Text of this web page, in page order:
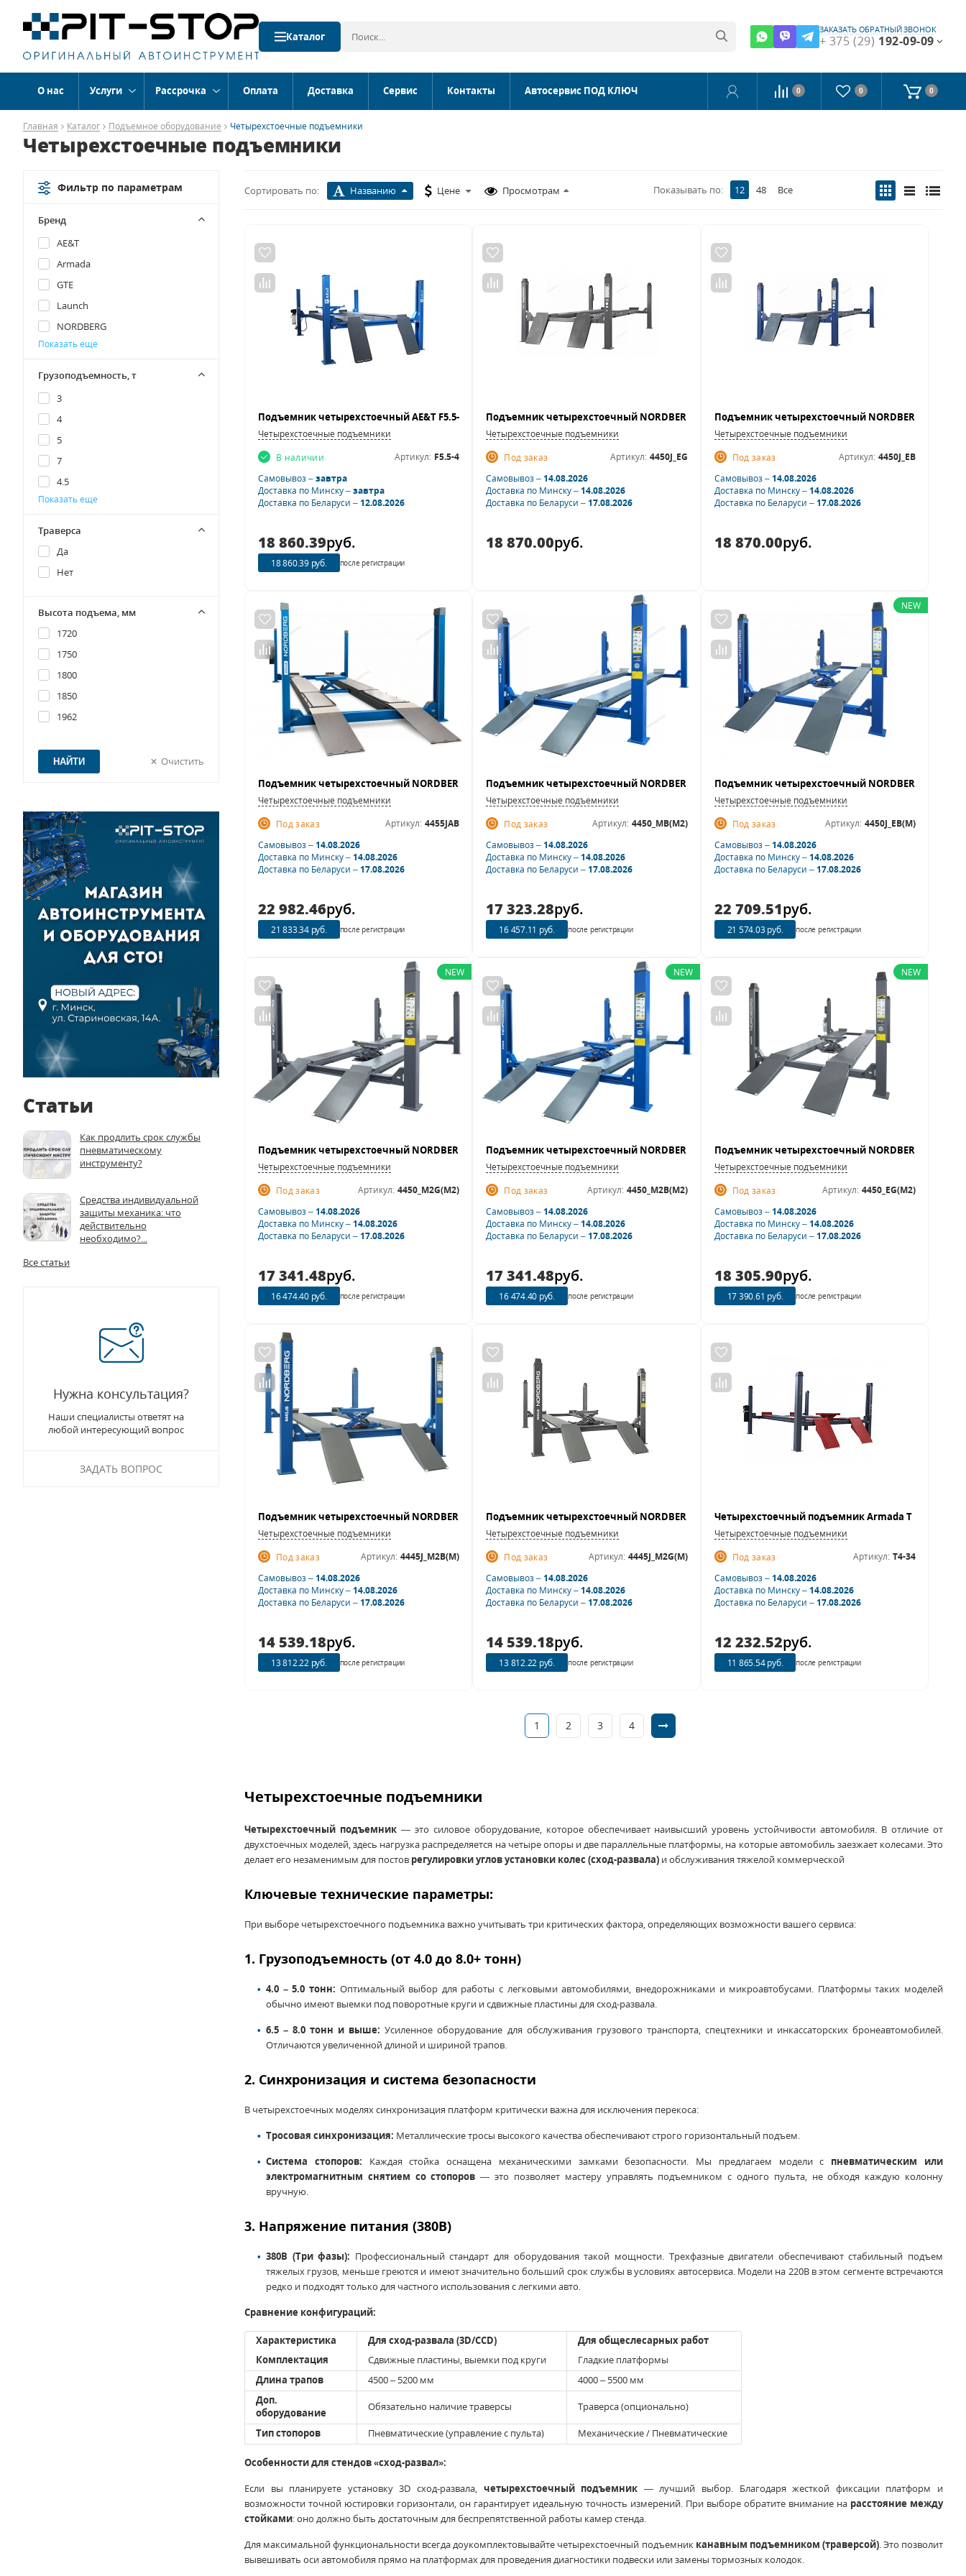
Каталог
ЗАКАЗАТЬ ОБРАТНЫЙ ЗВОНОК
+ 375 (29) 192-09-09
О нас Услуги Рассрочка Оплата Доставка Сервис Контакты Автосервис ПОД КЛЮЧ 0 0 0
Главная Каталог Подъемное оборудование Четырехстоечные подъемники
Четырехстоечные подъемники
Фильтр по параметрам
Бренд
AE&T
Armada
GTE
Launch
NORDBERG
Rossvik
Показать еще
Грузоподъемность, т
3
4
5
7
4.5
5.5
Показать еще
Траверса
Да
Нет
Высота подъема, мм
1720
1750
1800
1850
1962
Очистить
Статьи
Как продлить срок службы
пневматическому
инструменту?
Средства индивидуальной
защиты механика: что
действительно
необходимо?...
Все статьи
Нужна консультация?
Наши специалисты ответят на
любой интересующий вопрос
ЗАДАТЬ ВОПРОС
Сортировать по: Названию Цене Просмотрам Показывать по: 12 48 Все
Четырехстоечные подъемники
В наличии
Артикул: F5.5-4
Самовывоз –завтра
Доставка по Минску –завтра
Доставка по Беларуси –12.08.2026
18 860.39руб.
18 860.39 руб. после регистрации
Четырехстоечные подъемники
Под заказ
Артикул: 4450J_EG
Самовывоз –14.08.2026
Доставка по Минску –14.08.2026
Доставка по Беларуси –17.08.2026
18 870.00руб.
Четырехстоечные подъемники
Под заказ
Артикул: 4450J_EB
Самовывоз –14.08.2026
Доставка по Минску –14.08.2026
Доставка по Беларуси –17.08.2026
18 870.00руб.
Четырехстоечные подъемники
Под заказ
Артикул: 4455JAB
Самовывоз –14.08.2026
Доставка по Минску –14.08.2026
Доставка по Беларуси –17.08.2026
22 982.46руб.
21 833.34 руб. после регистрации
Четырехстоечные подъемники
Под заказ
Артикул: 4450_MB(M2)
Самовывоз –14.08.2026
Доставка по Минску –14.08.2026
Доставка по Беларуси –17.08.2026
17 323.28руб.
16 457.11 руб. после регистрации
NEW
Четырехстоечные подъемники
Под заказ
Артикул: 4450J_EB(M)
Самовывоз –14.08.2026
Доставка по Минску –14.08.2026
Доставка по Беларуси –17.08.2026
22 709.51руб.
21 574.03 руб. после регистрации
NEW
Четырехстоечные подъемники
Под заказ
Артикул: 4450_M2G(M2)
Самовывоз –14.08.2026
Доставка по Минску –14.08.2026
Доставка по Беларуси –17.08.2026
17 341.48руб.
16 474.40 руб. после регистрации
NEW
Четырехстоечные подъемники
Под заказ
Артикул: 4450_M2B(M2)
Самовывоз –14.08.2026
Доставка по Минску –14.08.2026
Доставка по Беларуси –17.08.2026
17 341.48руб.
16 474.40 руб. после регистрации
NEW
Четырехстоечные подъемники
Под заказ
Артикул: 4450_EG(M2)
Самовывоз –14.08.2026
Доставка по Минску –14.08.2026
Доставка по Беларуси –17.08.2026
18 305.90руб.
17 390.61 руб. после регистрации
Четырехстоечные подъемники
Под заказ
Артикул: 4445J_M2B(M)
Самовывоз –14.08.2026
Доставка по Минску –14.08.2026
Доставка по Беларуси –17.08.2026
14 539.18руб.
13 812.22 руб. после регистрации
Четырехстоечные подъемники
Под заказ
Артикул: 4445J_M2G(M)
Самовывоз –14.08.2026
Доставка по Минску –14.08.2026
Доставка по Беларуси –17.08.2026
14 539.18руб.
13 812.22 руб. после регистрации
Четырехстоечные подъемники
Под заказ
Артикул: T4-34
Самовывоз –14.08.2026
Доставка по Минску –14.08.2026
Доставка по Беларуси –17.08.2026
12 232.52руб.
11 865.54 руб. после регистрации
1 2 3 4
Четырехстоечные подъемники
Четырехстоечный подъемник— это силовое оборудование, которое обеспечивает наивысший уровень устойчивости автомобиля. В отличие от
двухстоечных моделей, здесь нагрузка распределяется на четыре опоры и две параллельные платформы, на которые автомобиль заезжает колесами. Это
делает его незаменимым для постов регулировки углов установки колес (сход-развала) и обслуживания тяжелой коммерческой
Ключевые технические параметры:
При выборе четырехстоечного подъемника важно учитывать три критических фактора, определяющих возможности вашего сервиса:
1. Грузоподъемность (от 4.0 до 8.0+ тонн)
4.0 – 5.0 тонн: Оптимальный выбор для работы с легковыми автомобилями, внедорожниками и микроавтобусами. Платформы таких моделей
обычно имеют выемки под поворотные круги и сдвижные пластины для сход-развала.
6.5 – 8.0 тонн и выше: Усиленное оборудование для обслуживания грузового транспорта, спецтехники и инкассаторских бронеавтомобилей.
Отличаются увеличенной длиной и шириной трапов.
2. Синхронизация и система безопасности
В четырехстоечных моделях синхронизация платформ критически важна для исключения перекоса:
Тросовая синхронизация: Металлические тросы высокого качества обеспечивают строго горизонтальный подъем.
Система стопоров: Каждая стойка оснащена механическими замками безопасности. Мы предлагаем модели с пневматическим или
электромагнитным снятием со стопоров — это позволяет мастеру управлять подъемником с одного пульта, не обходя каждую колонну
вручную.
3. Напряжение питания (380В)
380В (Три фазы): Профессиональный стандарт для оборудования такой мощности. Трехфазные двигатели обеспечивают стабильный подъем
тяжелых грузов, меньше греются и имеют значительно больший срок службы в условиях автосервиса. Модели на 220В в этом сегменте встречаются
редко и подходят только для частного использования с легкими авто.
Сравнение конфигураций:
Характеристика Для сход-развала (3D/CCD)
Для общеслесарных работ
Комплектация
Сдвижные пластины, выемки под круги
Гладкие платформы
Длина трапов
4500 – 5200 мм
4000 – 5500 мм
Доп.
оборудование
Обязательно наличие траверсы Траверса (опционально)
Тип стопоров Пневматические (управление с пульта) Механические / Пневматические
Особенности для стендов «сход-развал»:
Если вы планируете установку 3D сход-развала, четырехстоечный подъемник — лучший выбор. Благодаря жесткой фиксации платформ и
возможности точной юстировки горизонтали, он гарантирует идеальную точность измерений. При выборе обратите внимание на расстояние между
стойками: оно должно быть достаточным для беспрепятственной работы камер стенда.
Для максимальной функциональности всегда доукомплектовывайте четырехстоечный подъемник канавным подъемником (траверсой). Это позволит
вывешивать оси автомобиля прямо на платформах для проведения диагностики подвески или замены тормозных колодок.